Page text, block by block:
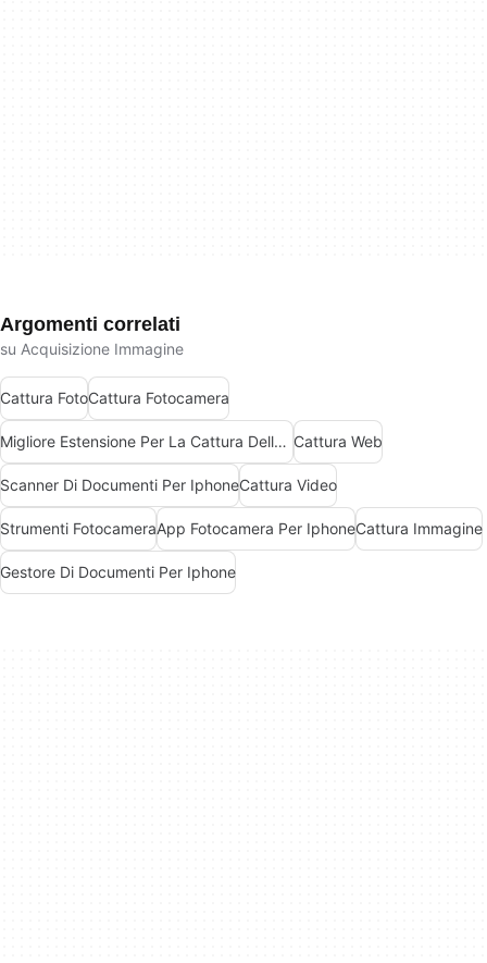
Argomenti correlati
su Acquisizione Immagine
Cattura FotoCattura Fotocamera
Migliore Estensione Per La Cattura Dello Schermo Per Chrome Cattura Web
Scanner Di Documenti Per IphoneCattura Video
Strumenti FotocameraApp Fotocamera Per IphoneCattura Immagine
Gestore Di Documenti Per Iphone